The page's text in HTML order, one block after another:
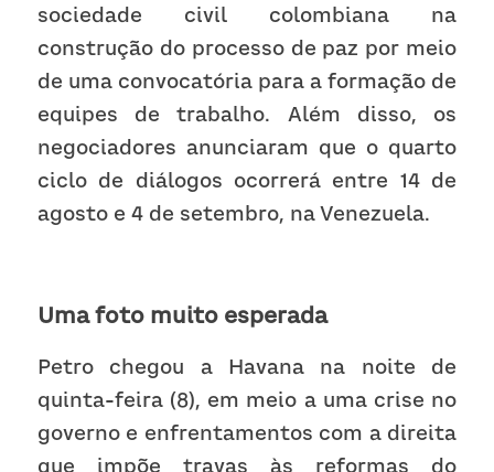
sociedade civil colombiana na
construção do processo de paz por meio
de uma convocatória para a formação de
equipes de trabalho. Além disso, os
negociadores anunciaram que o quarto
ciclo de diálogos ocorrerá entre 14 de
agosto e 4 de setembro, na Venezuela.
Uma foto muito esperada
Petro chegou a Havana na noite de
quinta-feira (8), em meio a uma crise no
governo e enfrentamentos com a direita
que impõe travas às reformas do